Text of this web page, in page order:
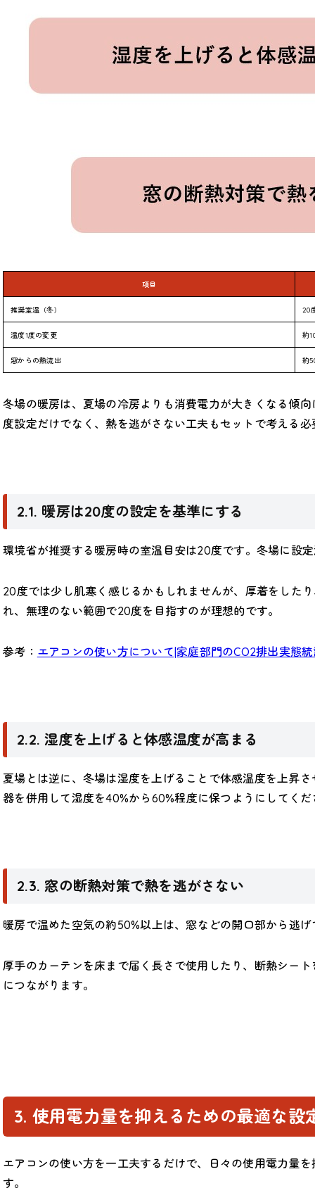
項目
推奨室温（冬） 20
温度1度の変更 約
窓からの熱流出 約
冬場の暖房は、夏場の冷房よりも消費電力が大きくなる傾
度設定だけでなく、熱を逃がさない工夫もセットで考える
2.1. 暖房は20度の設定を基準にする
環境省が推奨する暖房時の室温目安は20度です。冬場に設
20度では少し肌寒く感じるかもしれませんが、厚着をした
れ、無理のない範囲で20度を目指すのが理想的です。
参考： エアコンの使い方について|家庭部門のCO2排出実態
2.2. 湿度を上げると体感温度が高まる
夏場とは逆に、冬場は湿度を上げることで体感温度を上昇
器を併用して湿度を40%から60%程度に保つようにしてく
2.3. 窓の断熱対策で熱を逃がさない
暖房で温めた空気の約50%以上は、窓などの開口部から逃
厚手のカーテンを床まで届く長さで使用したり、断熱シー
につながります。
3. 使用電力量を抑えるための最適な設
エアコンの使い方を一工夫するだけで、日々の使用電力量
す。